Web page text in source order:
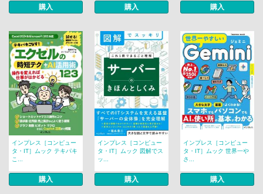
購入 購入 購入
インプレス［コンピュー
タ・IT］ムック テキパキ
こ...
購入
インプレス［コンピュー
タ・IT］ムック 図解でス
ッ...
購入
インプレス［コンピュー
タ・IT］ムック 世界一や
さ...
購入